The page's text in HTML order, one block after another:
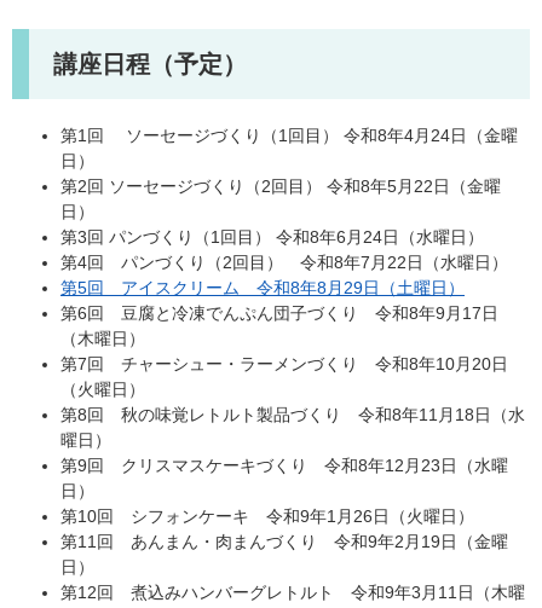
講座日程（予定）
第1回 ソーセージづくり（1回目） 令和8年4月24日（金曜
日）​
第2回 ソーセージづくり（2回目） 令和8年5月22日（金曜
日）
第3回 パンづくり（1回目） 令和8年6月24日（水曜日）
第4回 パンづくり（2回目） 令和8年7月22日（水曜日）
第5回 アイスクリーム 令和8年8月29日（土曜日）
第6回 豆腐と冷凍でんぷん団子づくり 令和8年9月17日
（木曜日）
第7回 チャーシュー・ラーメンづくり 令和8年10月20日
（火曜日）
第8回 秋の味覚レトルト製品づくり 令和8年11月18日（水
曜日）
第9回 クリスマスケーキづくり 令和8年12月23日（水曜
日）
第10回 シフォンケーキ 令和9年1月26日（火曜日）
第11回 あんまん・肉まんづくり 令和9年2月19日（金曜
日）
第12回 煮込みハンバーグレトルト 令和9年3月11日（木曜